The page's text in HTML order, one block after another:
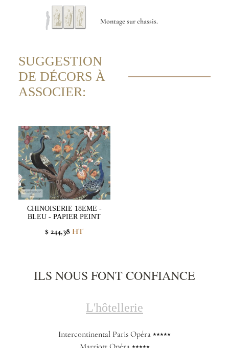
Montage sur chassis.
SUGGESTION
DE DÉCORS À
ASSOCIER:
CHINOISERIE 18EME -
BLEU - PAPIER PEINT
$ 244,38 HT
ILS NOUS FONT CONFIANCE
L'hôtellerie
Intercontinental Paris Opéra ⭑⭑⭑⭑⭑